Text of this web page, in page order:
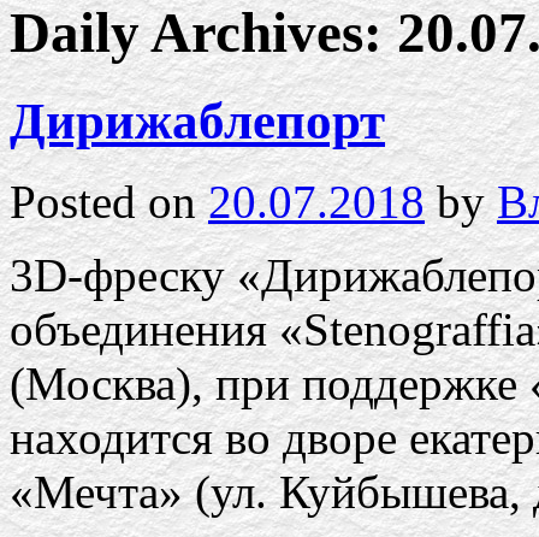
Daily Archives:
Дирижаблепорт
Posted on 20.07.2018 by
3D-фреску
объединения
(Москва), при
находится во дворе
«Мечта» (ул. Куйбышева,